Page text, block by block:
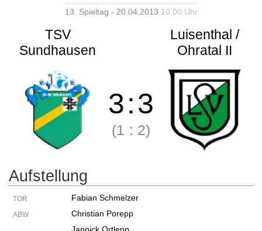
13. Spieltag - 20.04.2013 10:00 Uhr
TSV
Sundhausen
Luisenthal /
Ohratal II
3:3
(1 : 2)
Aufstellung
TOR Fabian Schmelzer
ABW
Christian Porepp